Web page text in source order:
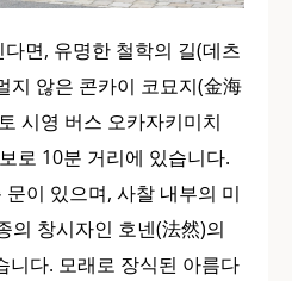
면, 유명한 철학의 길(데츠
지 않은 콘카이 코묘지(金海
시영 버스 오카자키미치
로 10분 거리에 있습니다.
이 있으며, 사찰 내부의 미
의 창시자인 호넨(法然)의
니다. 모래로 장식된 아름다